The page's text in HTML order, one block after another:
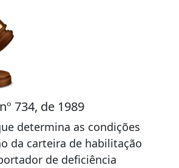
734, de 1989
determina as condições
da carteira de habilitação
de deficiência